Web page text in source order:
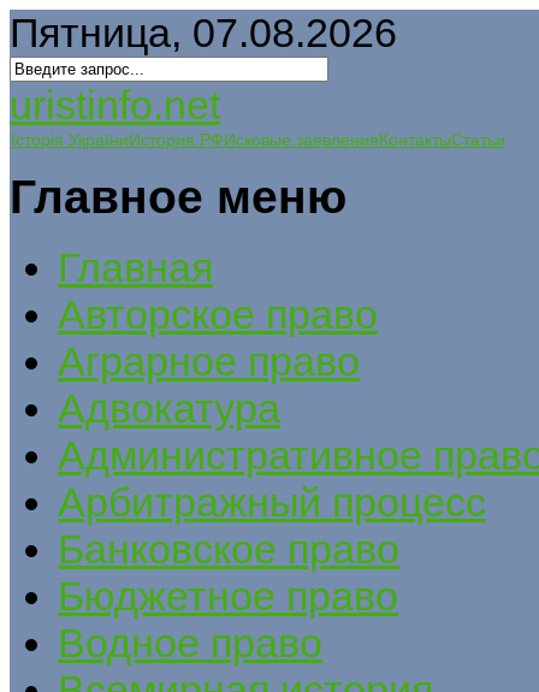
Пятница, 07.08.2026
uristinfo.net
Історія УкраїниИстория РФИсковые заявленияКонтактыСтатьи
Главное меню
Главная
Авторское право
Аграрное право
Адвокатура
Административное
Арбитражный процесс
Банковское право
Бюджетное право
Водное право